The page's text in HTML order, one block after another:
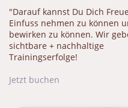
"Darauf kannst Du Dich
Einfuss nehmen zu können
bewirken zu können. Wir
sichtbare + nachhaltige
Trainingserfolge!
Jetzt buchen